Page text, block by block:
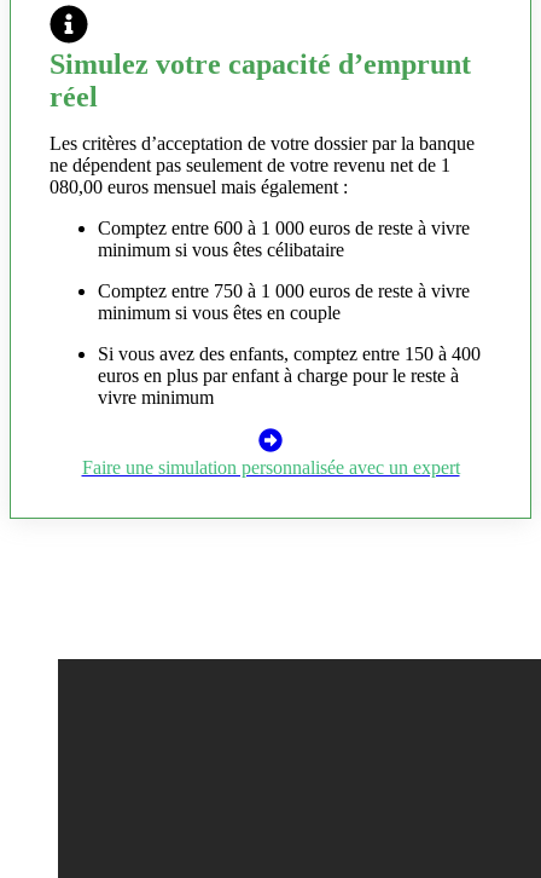
Simulez votre capacité d’emprunt
réel
Les critères d’acceptation de votre dossier par la banque
ne dépendent pas seulement de votre revenu net de 1
080,00 euros mensuel mais également :
Comptez entre 600 à 1 000 euros de reste à vivre
minimum si vous êtes célibataire
Comptez entre 750 à 1 000 euros de reste à vivre
minimum si vous êtes en couple
Si vous avez des enfants, comptez entre 150 à 400
euros en plus par enfant à charge pour le reste à
vivre minimum
Faire une simulation personnalisée avec un expert